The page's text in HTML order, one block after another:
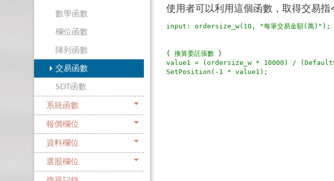
數學函數
欄位函數
陣列函數
交易函數
SDT函數
系統函數
報價欄位
資料欄位
選股欄位
使用者可以利用這個函數，取得交易
input: ordersize_w(10, "每筆交易金額(萬)");
{ 換算委託張數 }
value1 = (ordersize_w * 10000) /